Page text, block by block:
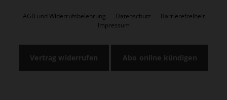
AGB und Widerrufsbelehrung Datenschutz
Barrierefreiheit
Impressum
Vertrag widerrufen Abo online kündigen